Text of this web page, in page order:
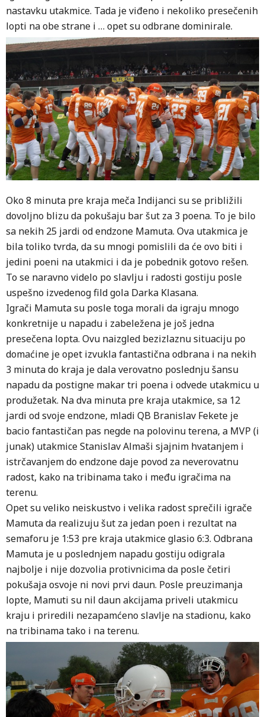
nastavku utakmice. Tada je viđeno i nekoliko presečenih
lopti na obe strane i … opet su odbrane dominirale.
Oko 8 minuta pre kraja meča Indijanci su se približili
dovoljno blizu da pokušaju bar šut za 3 poena. To je bilo
sa nekih 25 jardi od endzone Mamuta. Ova utakmica je
bila toliko tvrda, da su mnogi pomislili da će ovo biti i
jedini poeni na utakmici i da je pobednik gotovo rešen.
To se naravno videlo po slavlju i radosti gostiju posle
uspešno izvedenog fild gola Darka Klasana.
Igrači Mamuta su posle toga morali da igraju mnogo
konkretnije u napadu i zabeležena je još jedna
presečena lopta. Ovu naizgled bezizlaznu situaciju po
domaćine je opet izvukla fantastična odbrana i na nekih
3 minuta do kraja je dala verovatno poslednju šansu
napadu da postigne makar tri poena i odvede utakmicu u
produžetak. Na dva minuta pre kraja utakmice, sa 12
jardi od svoje endzone, mladi QB Branislav Fekete je
bacio fantastičan pas negde na polovinu terena, a MVP (i
junak) utakmice Stanislav Almaši sjajnim hvatanjem i
istrčavanjem do endzone daje povod za neverovatnu
radost, kako na tribinama tako i među igračima na
terenu.
Opet su veliko neiskustvo i velika radost sprečili igrače
Mamuta da realizuju šut za jedan poen i rezultat na
semaforu je 1:53 pre kraja utakmice glasio 6:3. Odbrana
Mamuta je u poslednjem napadu gostiju odigrala
najbolje i nije dozvolia protivnicima da posle četiri
pokušaja osvoje ni novi prvi daun. Posle preuzimanja
lopte, Mamuti su nil daun akcijama priveli utakmicu
kraju i priredili nezapamćeno slavlje na stadionu, kako
na tribinama tako i na terenu.